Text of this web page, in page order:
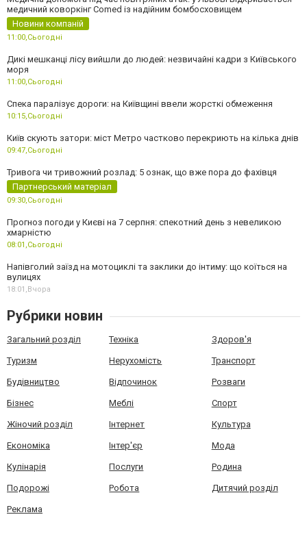
медичний коворкінг Comed із надійним бомбосховищем
Новини компаній
11:00, Сьогодні
Дикі мешканці лісу вийшли до людей: незвичайні кадри з Київського
моря
11:00, Сьогодні
Спека паралізує дороги: на Київщині ввели жорсткі обмеження
10:15, Сьогодні
Київ скують затори: міст Метро частково перекриють на кілька днів
09:47, Сьогодні
Тривога чи тривожний розлад: 5 ознак, що вже пора до фахівця
Партнерський матеріал
09:30, Сьогодні
Прогноз погоди у Києві на 7 серпня: спекотний день з невеликою
хмарністю
08:01, Сьогодні
Напівголий заїзд на мотоциклі та заклики до інтиму: що коїться на
вулицях
18:01, Вчора
Рубрики новин
Загальний розділ Техніка Здоров'я
Туризм Нерухомість Транспорт
Будівництво Відпочинок Розваги
Бізнес Меблі Спорт
Жіночий розділ Інтернет Культура
Економіка Інтер'єр Мода
Кулінарія Послуги Родина
Подорожі Робота Дитячий розділ
Реклама